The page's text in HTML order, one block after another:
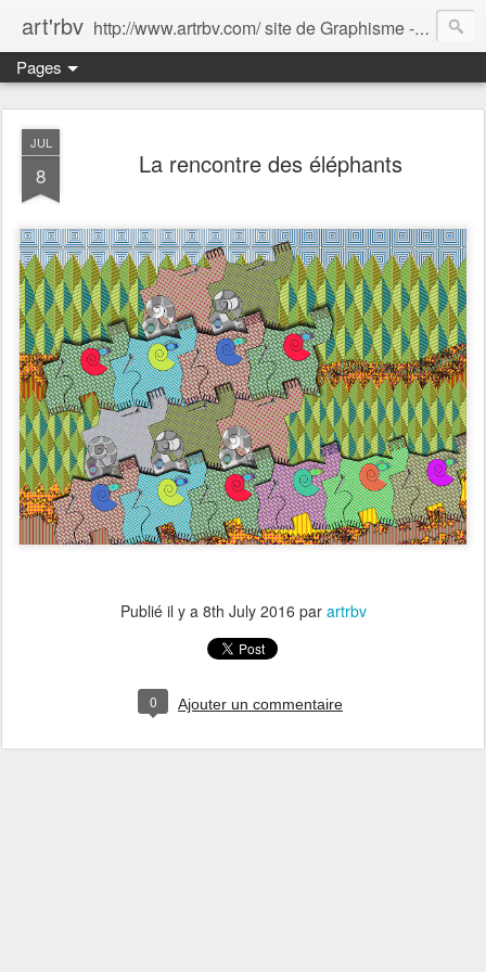
art'rbv http://www.artrbv.com/ site de Graphisme - Illustrations - Edition - Animations - Publicité
Pages
JUL
8 La rencontre des éléphants
Publié il y a 8th July 2016 par artrbv
0 Ajouter un commentaire